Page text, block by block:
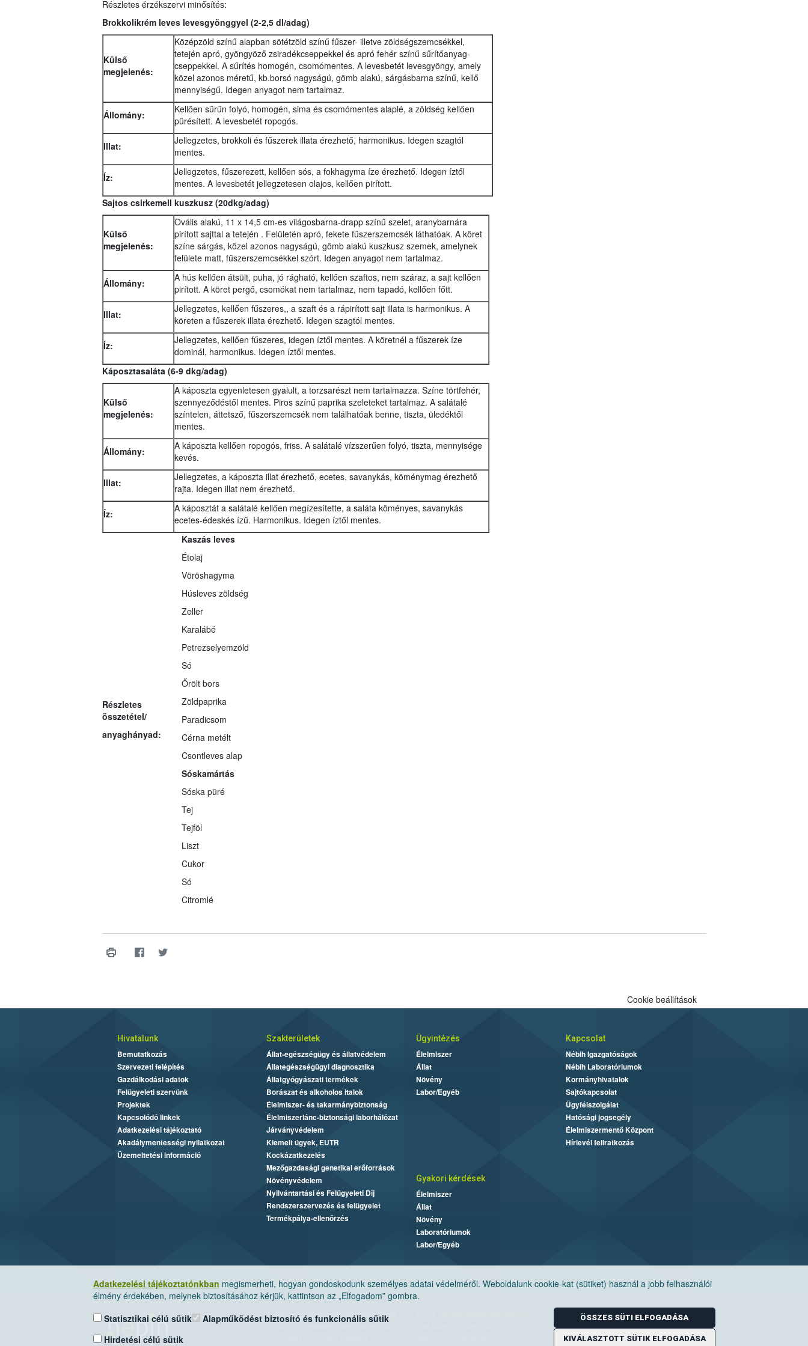
Részletes érzékszervi minősítés:
Brokkolikrém leves levesgyönggyel (2-2,5 dl/adag)
Külső
megjelenés:
Középzöld színű alapban sötétzöld színű fűszer- illetve zöldségszemcsékkel,
tetején apró, gyöngyöző zsiradékcseppekkel és apró fehér színű sűrítőanyag-
cseppekkel. A sűrítés homogén, csomómentes. A levesbetét levesgyöngy, amely
közel azonos méretű, kb.borsó nagyságú, gömb alakú, sárgásbarna színű, kellő
mennyiségű. Idegen anyagot nem tartalmaz.
Állomány:
Kellően sűrűn folyó, homogén, sima és csomómentes alaplé, a zöldség kellően
pürésített. A levesbetét ropogós.
Illat:
Jellegzetes, brokkoli és fűszerek illata érezhető, harmonikus. Idegen szagtól
mentes.
Íz:
Jellegzetes, fűszerezett, kellően sós, a fokhagyma íze érezhető. Idegen íztől
mentes. A levesbetét jellegzetesen olajos, kellően pirított.
Sajtos csirkemell kuszkusz (20dkg/adag)
Külső
megjelenés:
Ovális alakú, 11 x 14,5 cm-es világosbarna-drapp színű szelet, aranybarnára
pirított sajttal a tetején . Felületén apró, fekete fűszerszemcsék láthatóak. A köret
színe sárgás, közel azonos nagyságú, gömb alakú kuszkusz szemek, amelynek
felülete matt, fűszerszemcsékkel szórt. Idegen anyagot nem tartalmaz.
Állomány:
A hús kellően átsült, puha, jó rágható, kellően szaftos, nem száraz, a sajt kellően
pirított. A köret pergő, csomókat nem tartalmaz, nem tapadó, kellően főtt.
Illat:
Jellegzetes, kellően fűszeres,, a szaft és a rápirított sajt illata is harmonikus. A
köreten a fűszerek illata érezhető. Idegen szagtól mentes.
Íz:
Jellegzetes, kellően fűszeres, idegen íztől mentes. A köretnél a fűszerek íze
dominál, harmonikus. Idegen íztől mentes.
Káposztasaláta (6-9 dkg/adag)
Külső
megjelenés:
A káposzta egyenletesen gyalult, a torzsarészt nem tartalmazza. Színe törtfehér,
szennyeződéstől mentes. Piros színű paprika szeleteket tartalmaz. A salátalé
színtelen, áttetsző, fűszerszemcsék nem találhatóak benne, tiszta, üledéktől
mentes.
Állomány:
A káposzta kellően ropogós, friss. A salátalé vízszerűen folyó, tiszta, mennyisége
kevés.
Illat:
Jellegzetes, a káposzta illat érezhető, ecetes, savanykás, köménymag érezhető
rajta. Idegen illat nem érezhető.
Íz:
A káposztát a salátalé kellően megízesítette, a saláta köményes, savanykás
ecetes-édeskés ízű. Harmonikus. Idegen íztől mentes.
Részletes
összetétel/
anyaghányad:
Kaszás leves
Étolaj
Vöröshagyma
Húsleves zöldség
Zeller
Karalábé
Petrezselyemzöld
Só
Őrölt bors
Zöldpaprika
Paradicsom
Cérna metélt
Csontleves alap
Sóskamártás
Sóska püré
Tej
Tejföl
Liszt
Cukor
Só
Citromlé
Adatkezelési tájékoztatónkban megismerheti, hogyan gondoskodunk személyes adatai védelméről. Weboldalunk cookie-kat (sütiket) használ a jobb felhasználói
élmény érdekében, melynek biztosításához kérjük, kattintson az „Elfogadom” gombra.
Statisztikai célú sütik
Hirdetési célú sütik
Alapműködést biztosító és funkcionális sütik ÖSSZES SÜTI ELFOGADÁSA
KIVÁLASZTOTT SÜTIK ELFOGADÁSA
Cookie beállítások
Hivatalunk
Bemutatkozás
Szervezeti felépítés
Gazdálkodási adatok
Felügyeleti szervünk
Projektek
Kapcsolódó linkek
Adatkezelési tájékoztató
Akadálymentességi nyilatkozat
Üzemeltetési információ
Szakterületek
Állat-egészségügy és állatvédelem
Állategészségügyi diagnosztika
Állatgyógyászati termékek
Borászat és alkoholos italok
Élelmiszer- és takarmánybiztonság
Élelmiszerlánc-biztonsági laborhálózat
Járványvédelem
Kiemelt ügyek, EUTR
Kockázatkezelés
Mezőgazdasági genetikai erőforrások
Növényvédelem
Nyilvántartási és Felügyeleti Díj
Rendszerszervezés és felügyelet
Termékpálya-ellenőrzés
Ügyintézés
Élelmiszer
Állat
Növény
Labor/Egyéb
Kapcsolat
Nébih Igazgatóságok
Nébih Laboratóriumok
Kormányhivatalok
Sajtókapcsolat
Ügyfélszolgálat
Hatósági jogsegély
Élelmiszermentő Központ
Hírlevél feliratkozás
Gyakori kérdések
Élelmiszer
Állat
Növény
Laboratóriumok
Labor/Egyéb
Nemzeti Élelmiszerlánc-biztonsági Hivatal